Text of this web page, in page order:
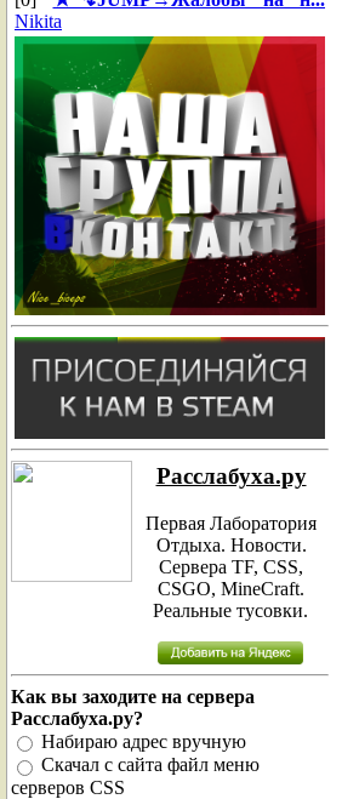
Nikita
Расслабуха.ру
Первая Лаборатория
Отдыха. Новости.
Сервера TF, CSS,
CSGO, MineCraft.
Реальные тусовки.
Как вы заходите на сервера
Расслабуха.ру?
Набираю адрес вручную
Скачал с сайта файл меню
серверов CSS